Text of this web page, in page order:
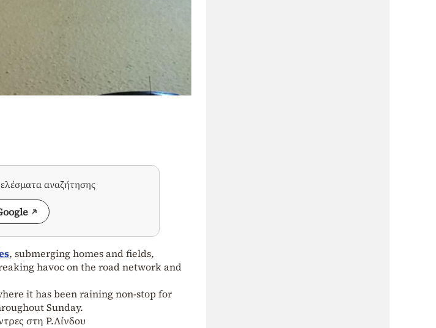
αναζήτησης
, submerging homes and fields,
havoc on the road network and
it has been raining non-stop for
Sunday.
στη Ρ.Λίνδου